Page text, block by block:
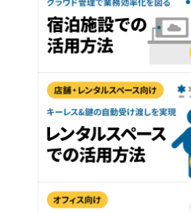
ット関連ビジネス(ドッグ
ども向け施設の入室管理